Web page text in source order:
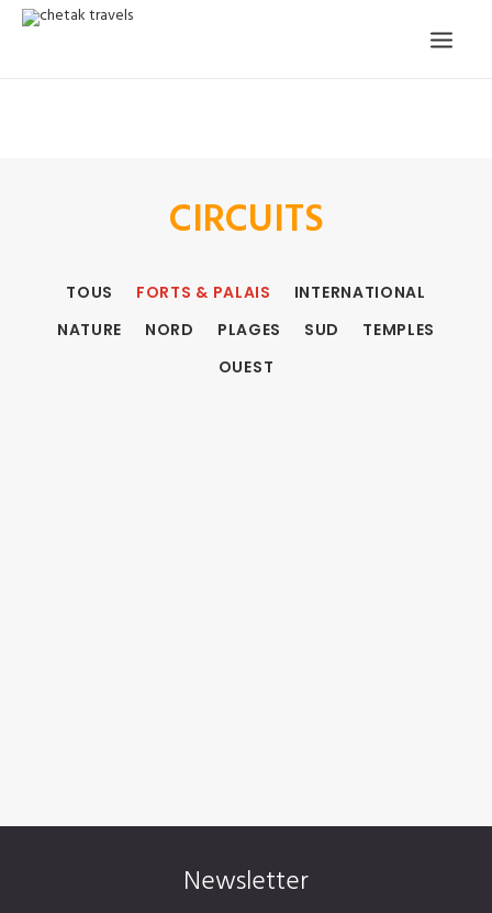
CIRCUITS
TOUS FORTS & PALAIS
INTERNATIONAL
NATURE
NORD PLAGES SUD
TEMPLES
OUEST
Newsletter